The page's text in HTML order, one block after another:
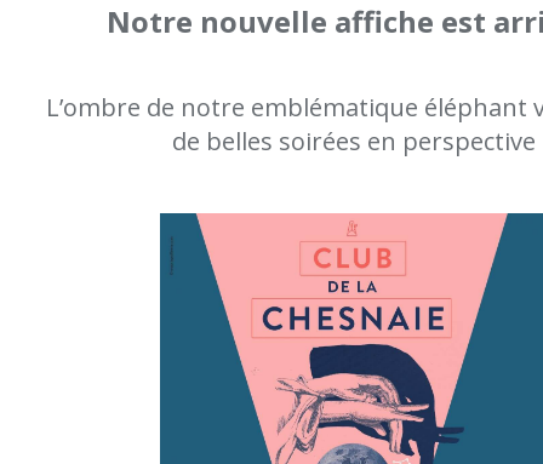
Notre nouvelle affiche est
L’ombre de notre emblématique éléphant
de belles soirées en